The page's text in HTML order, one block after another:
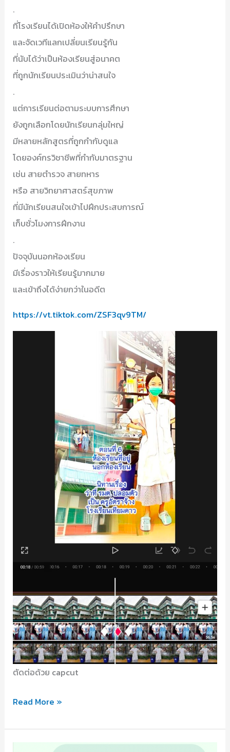
.
ที่โรงเรียนได้เปิดห้องให้คำปรึกษา
และจัดเวทีแลกเปลี่ยนเรียนรู้กัน
ที่นับได้ว่าเป็นห้องเรียนสู่อนาคต
ที่ถูกนักเรียนประเมินว่าน่าสนใจ
.
แต่การเรียนต่อตามระบบการศึกษา
ยังถูกเลือกโดยนักเรียนกลุ่มใหญ่
มีหลายหลักสูตรที่ถูกกำกับดูแล
โดยองค์กรวิชาชีพที่กำกับมาตรฐาน
เช่น สายตำรวจ สายทหาร
หรือ สายวิทยาศาสตร์สุขภาพ
ที่มีนักเรียนสนใจเข้าไปฝึกประสบการณ์
เก็บชั่วโมงการฝึกงาน
.
ปัจจุบันนอกห้องเรียน
มีเรื่องราวให้เรียนรู้มากมาย
และเข้าถึงได้ง่ายกว่าในอดีต
https://vt.tiktok.com/ZSF3qv9TM/
ตัดต่อด้วย capcut
ตอน
Read More »